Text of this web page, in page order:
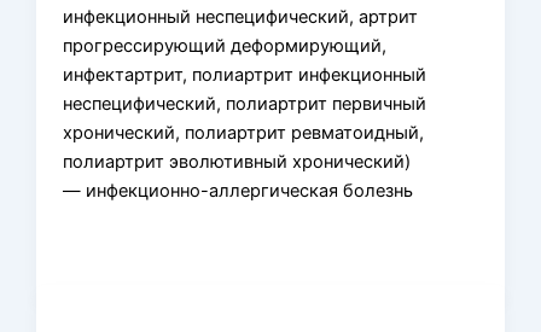
инфекционный неспецифический, артрит
прогрессирующий деформирующий,
инфектартрит, полиартрит инфекционный
неспецифический, полиартрит первичный
хронический, полиартрит ревматоидный,
полиартрит эволютивный хронический)
— инфекционно-аллергическая болезнь